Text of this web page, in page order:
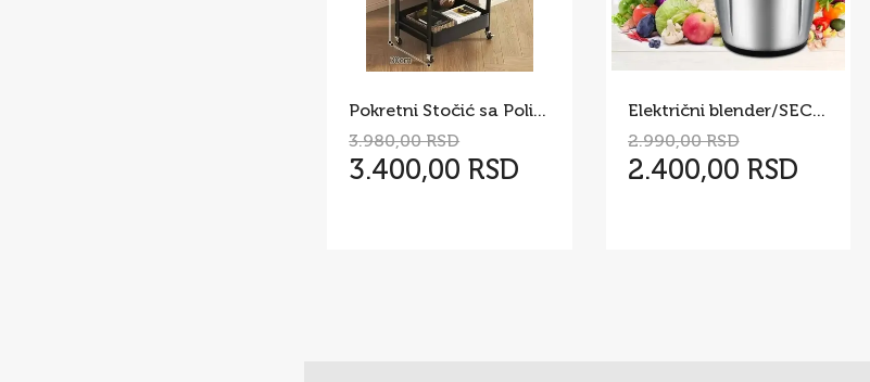
Pokretni Stočić sa Policama i Drvenom Pločom – Višenamenska
3.980,00 RSD
3.400,00 RSD
Električni blender/SECKO 5 l
2.990,00 RSD
2.400,00 RSD